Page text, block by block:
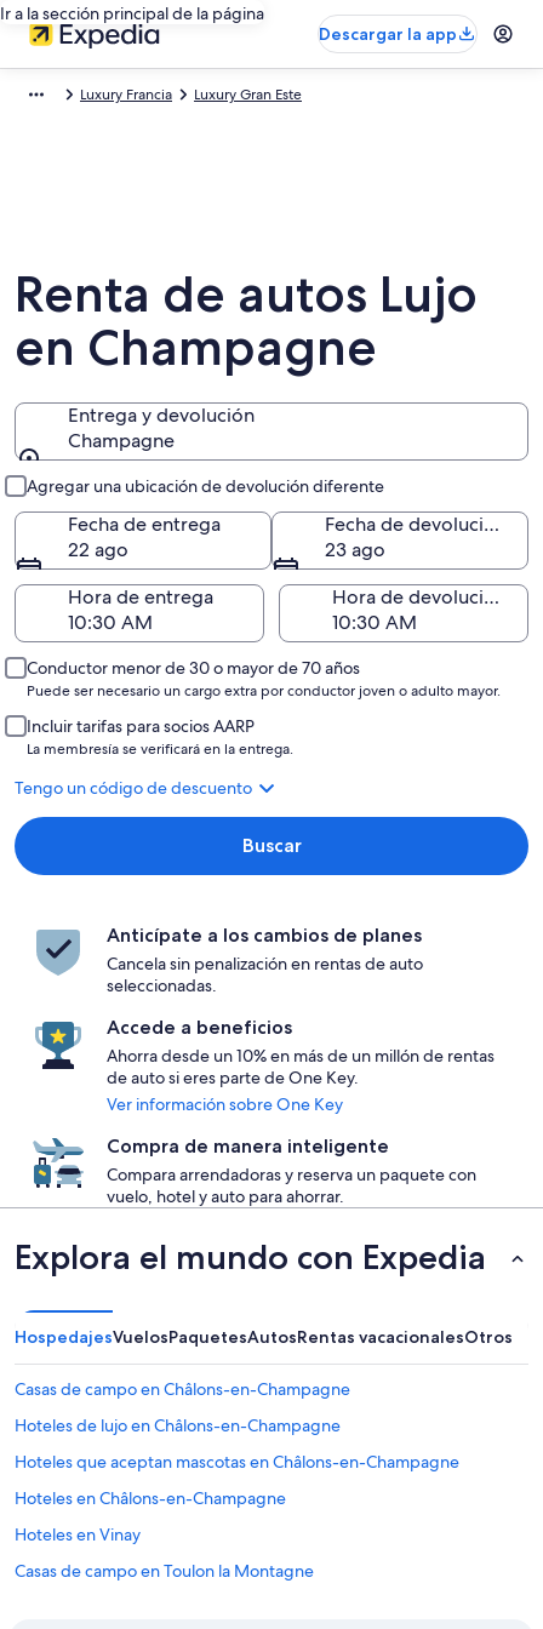
Ir a la sección principal de la página
Descargar la app
Luxury Francia Luxury Gran Este
Renta de autos Lujo
en Champagne
Entrega y devolución
Champagne
Agregar una ubicación de devolución diferente
Fecha de entrega
22 ago
Fecha de devolución
23 ago
Hora de entrega
Hora de devolución
Conductor menor de 30 o mayor de 70 años
Puede ser necesario un cargo extra por conductor joven o adulto mayor.
Incluir tarifas para socios AARP
La membresía se verificará en la entrega.
Tengo un código de descuento
Buscar
Anticípate a los cambios de planes
Cancela sin penalización en rentas de auto
seleccionadas.
Accede a beneficios
Ahorra desde un 10% en más de un millón de rentas
de auto si eres parte de One Key.
Ver información sobre One Key
Compra de manera inteligente
Compara arrendadoras y reserva un paquete con
vuelo, hotel y auto para ahorrar.
Explora el mundo con Expedia
HospedajesVuelosPaquetesAutosRentas vacacionalesOtros
Casas de campo en Châlons-en-Champagne
Hoteles de lujo en Châlons-en-Champagne
Hoteles que aceptan mascotas en Châlons-en-Champagne
Hoteles en Châlons-en-Champagne
Hoteles en Vinay
Casas de campo en Toulon la Montagne